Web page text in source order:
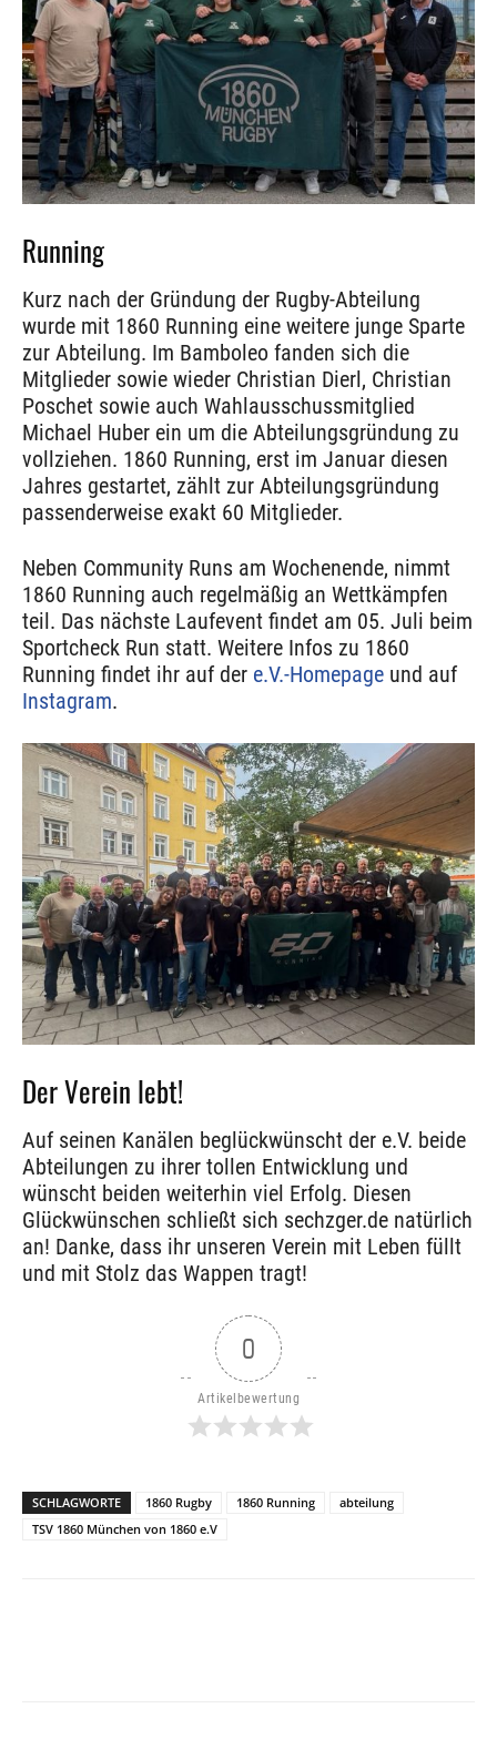
Running
Kurz nach der Gründung der Rugby-Abteilung
wurde mit 1860 Running eine weitere junge Sparte
zur Abteilung. Im Bamboleo fanden sich die
Mitglieder sowie wieder Christian Dierl, Christian
Poschet sowie auch Wahlausschussmitglied
Michael Huber ein um die Abteilungsgründung zu
vollziehen. 1860 Running, erst im Januar diesen
Jahres gestartet, zählt zur Abteilungsgründung
passenderweise exakt 60 Mitglieder.
Neben Community Runs am Wochenende, nimmt
1860 Running auch regelmäßig an Wettkämpfen
teil. Das nächste Laufevent findet am 05. Juli beim
Sportcheck Run statt. Weitere Infos zu 1860
Running findet ihr auf der e.V.-Homepage und auf
Instagram.
Der Verein lebt!
Auf seinen Kanälen beglückwünscht der e.V. beide
Abteilungen zu ihrer tollen Entwicklung und
wünscht beiden weiterhin viel Erfolg. Diesen
Glückwünschen schließt sich sechzger.de natürlich
an! Danke, dass ihr unseren Verein mit Leben füllt
und mit Stolz das Wappen tragt!
0
Artikelbewertung
SCHLAGWORTE 1860 Rugby 1860 Running
abteilung
TSV 1860 München von 1860 e.V